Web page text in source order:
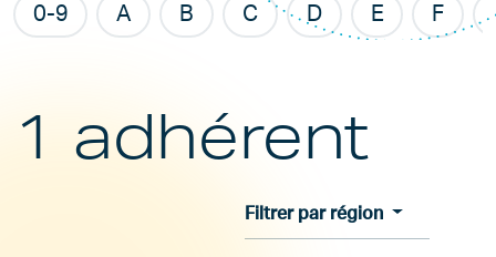
0-9 A B C D E F
1 adhérent
Filtrer par région